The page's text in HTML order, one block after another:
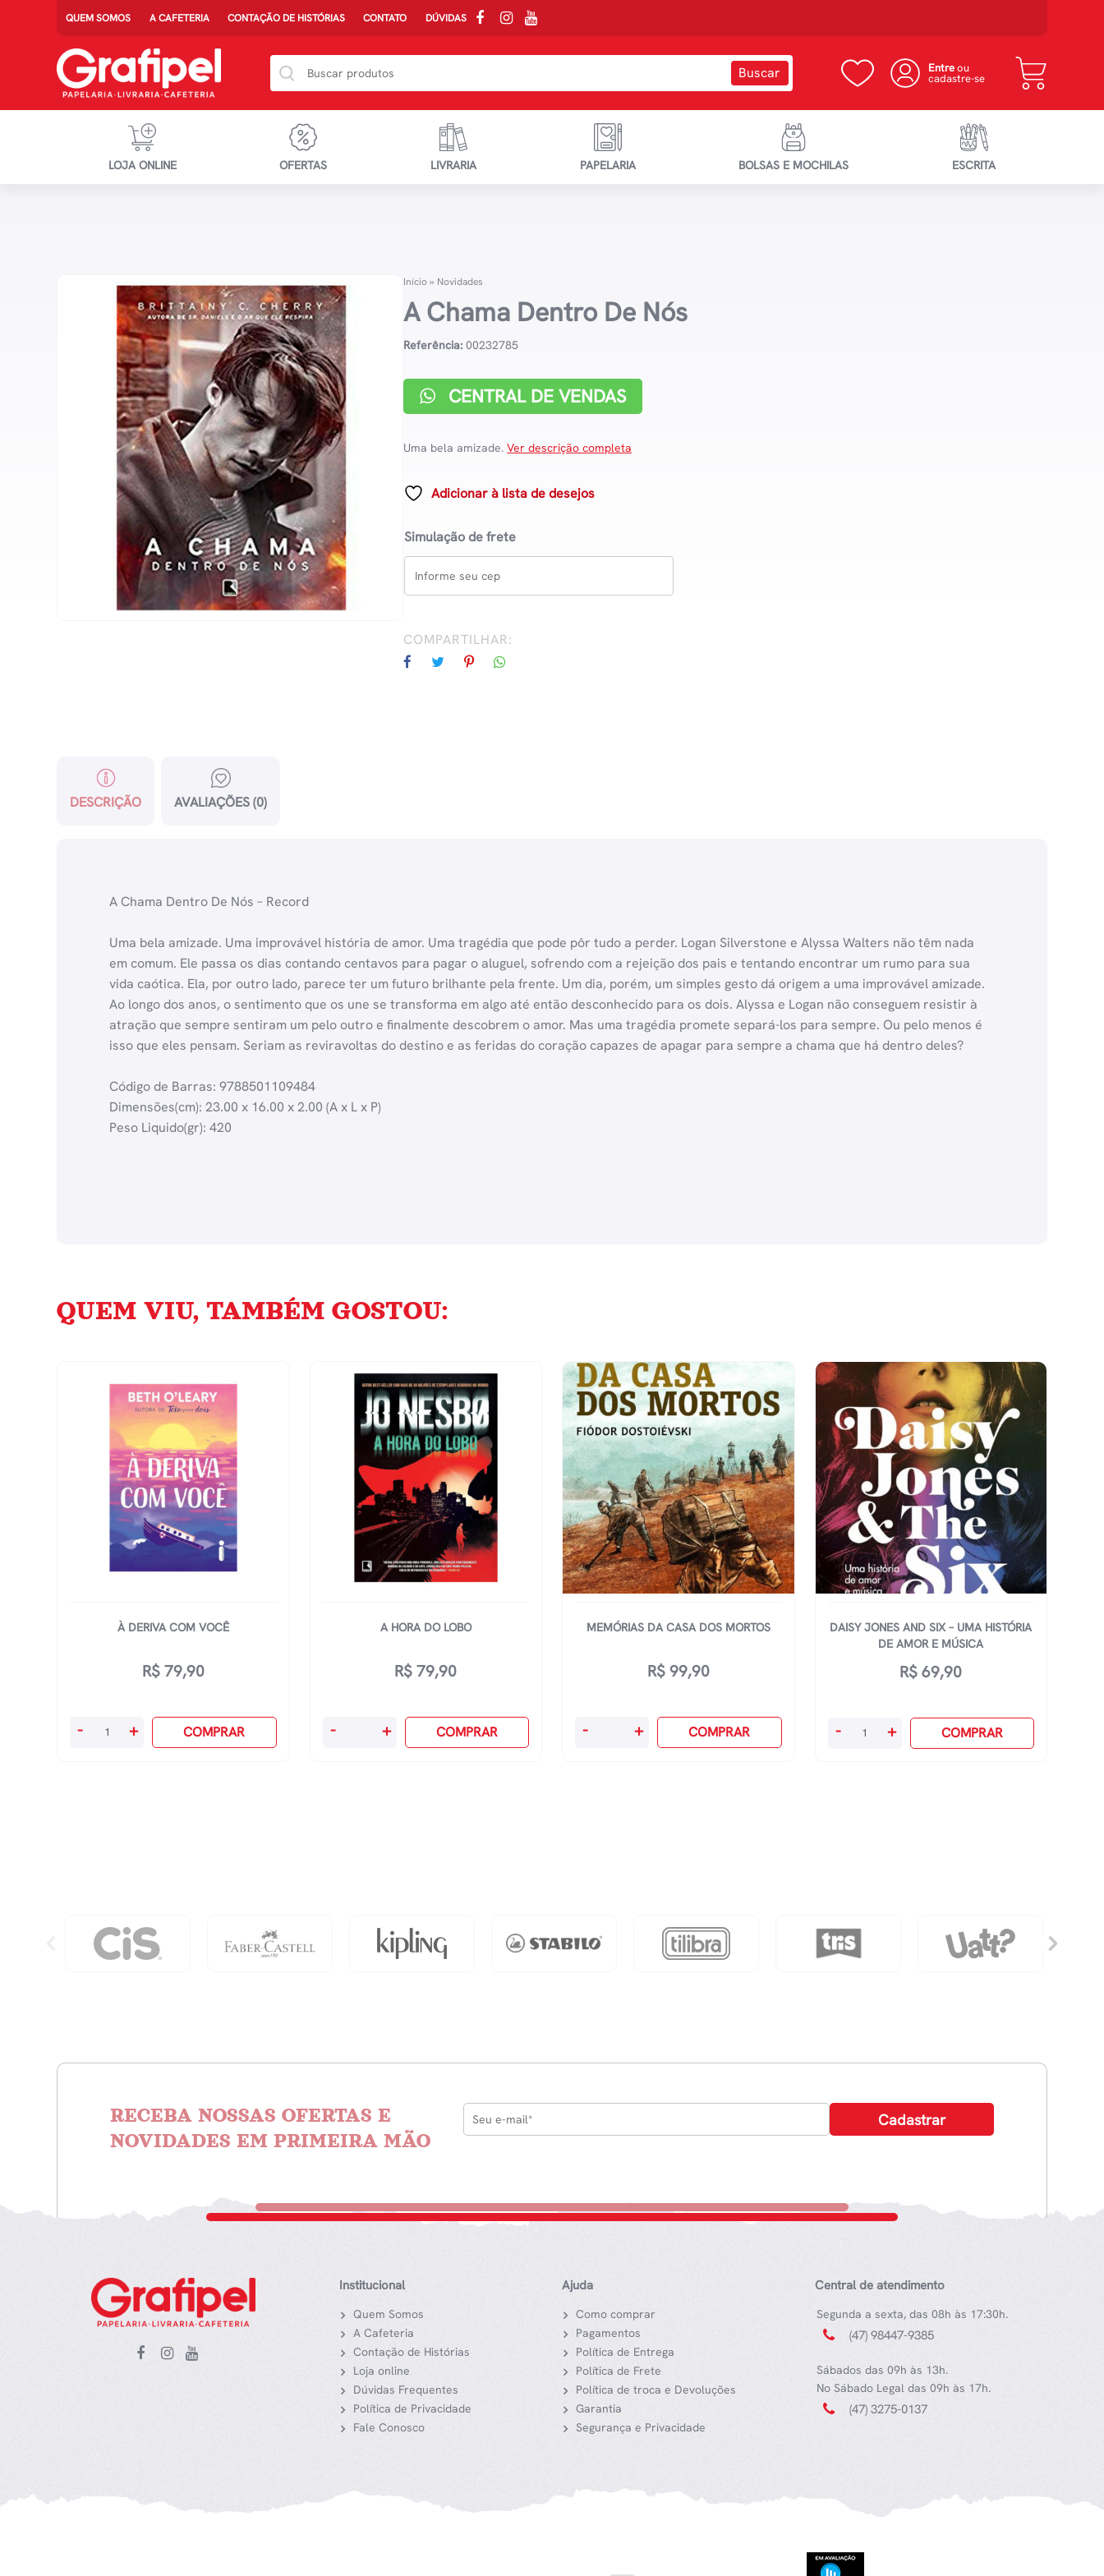
QUEM SOMOS A CAFETERIA CONTAÇÃO DE HISTÓRIAS CONTATO DÚVIDAS
Entreou
cadastre-se
LOJA ONLINE OFERTAS LIVRARIA PAPELARIA BOLSAS E MOCHILAS ESCRITA
Início» Novidades
A Chama Dentro De Nós
Referência: 00232785
CENTRAL DE VENDAS
Uma bela amizade.Ver descrição completa
Adicionar à lista de desejos
Simulação de frete
COMPARTILHAR:
DESCRIÇÃO AVALIAÇÕES (0)
A Chama Dentro De Nós – Record
Uma bela amizade. Uma improvável história de amor. Uma tragédia que pode pôr tudo a perder. Logan Silverstone e Alyssa Walters não têm nada
em comum. Ele passa os dias contando centavos para pagar o aluguel, sofrendo com a rejeição dos pais e tentando encontrar um rumo para sua
vida caótica. Ela, por outro lado, parece ter um futuro brilhante pela frente. Um dia, porém, um simples gesto dá origem a uma improvável amizade.
Ao longo dos anos, o sentimento que os une se transforma em algo até então desconhecido para os dois. Alyssa e Logan não conseguem resistir à
atração que sempre sentiram um pelo outro e finalmente descobrem o amor. Mas uma tragédia promete separá-los para sempre. Ou pelo menos é
isso que eles pensam. Seriam as reviravoltas do destino e as feridas do coração capazes de apagar para sempre a chama que há dentro deles?
Código de Barras: 9788501109484
Dimensões(cm): 23.00 x 16.00 x 2.00 (A x L x P)
Peso Liquido(gr): 420
QUEM VIU, TAMBÉM GOSTOU:
À DERIVA COM VOCÊ
R$79,90
- + COMPRAR
A HORA DO LOBO
R$ 79,90
- + COMPRAR
MEMÓRIAS DA CASA DOS MORTOS
R$99,90
MemÓrias
- + COMPRAR
DAISY JONES AND SIX – UMA HISTÓRIA
DE AMOR E MÚSICA
R$ 69,90
Daisy
MÚsica
quantidade
- + COMPRAR
RECEBA NOSSAS OFERTAS E
NOVIDADES EM PRIMEIRA MÃO
Institucional
Quem Somos
A Cafeteria
Contação de Histórias
Loja online
Dúvidas Frequentes
Política de Privacidade
Fale Conosco
Ajuda
Como comprar
Pagamentos
Política de Entrega
Política de Frete
Política de troca e Devoluções
Garantia
Segurança e Privacidade
Central de atendimento
Segunda a sexta, das 08h às 17:30h.
(47) 98447-9385
Sábados das 09h às 13h.
No Sábado Legal das 09h às 17h.
(47) 3275-0137